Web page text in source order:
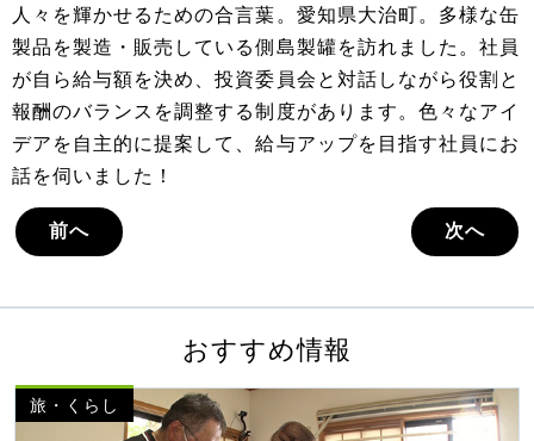
人々を輝かせるための合言葉。愛知県大治町。多様な缶
製品を製造・販売している側島製罐を訪れました。社員
が自ら給与額を決め、投資委員会と対話しながら役割と
報酬のバランスを調整する制度があります。色々なアイ
デアを自主的に提案して、給与アップを目指す社員にお
話を伺いました！
前へ 次へ
おすすめ情報
旅・くらし